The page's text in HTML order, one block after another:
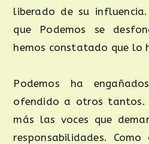
liberado de su influencia.
que Podemos se
hemos constatado que lo
Podemos ha
ofendido a otros tantos.
más las voces que
responsabilidades.